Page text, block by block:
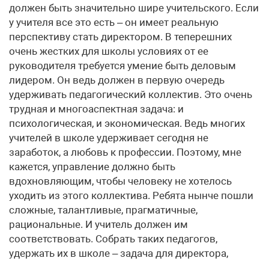
должен быть значительно шире учительского. Если
у учителя все это есть – он имеет реальную
перспективу стать директором. В теперешних
очень жестких для школы условиях от ее
руководителя требуется умение быть деловым
лидером. Он ведь должен в первую очередь
удерживать педагогический коллектив. Это очень
трудная и многоаспектная задача: и
психологическая, и экономическая. Ведь многих
учителей в школе удерживает сегодня не
заработок, а любовь к профессии. Поэтому, мне
кажется, управление должно быть
вдохновляющим, чтобы человеку не хотелось
уходить из этого коллектива. Ребята нынче пошли
сложные, талантливые, прагматичные,
рациональные. И учитель должен им
соответствовать. Собрать таких педагогов,
удержать их в школе – задача для директора,